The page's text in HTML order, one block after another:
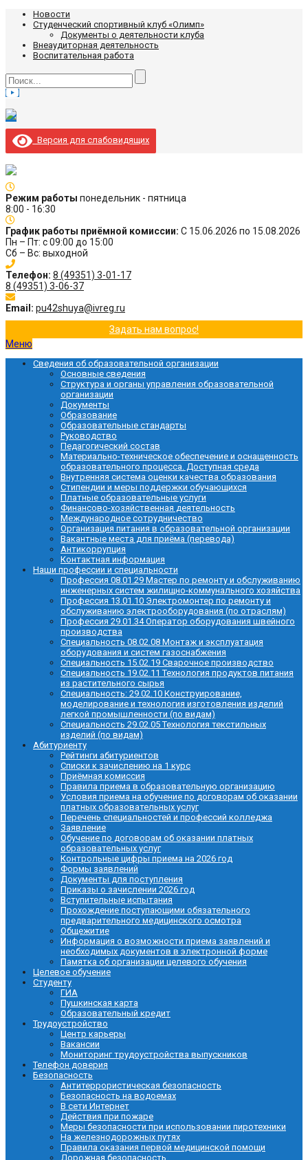
Новости
Студенческий спортивный клуб «Олимп»
Документы о деятельности клуба
Внеаудиторная деятельность
Воспитательная работа
Версия для слабовидящих
Режим работы понедельник - пятница
8:00 - 16:30
График работы приёмной комиссии: С 15.06.2026 по 15.08.2026
Пн – Пт: с 09:00 до 15:00
Сб – Вс: выходной
Телефон: 8 (49351) 3-01-17
8 (49351) 3-06-37
Email: pu42shuya@ivreg.ru
Задать нам вопрос!
Меню
Сведения об образовательной организации
Основные сведения
Структура и органы управления образовательной
организации
Документы
Образование
Образовательные стандарты
Руководство
Педагогический состав
Материально-техническое обеспечение и оснащенность
образовательного процесса. Доступная среда
Внутренняя система оценки качества образования
Стипендии и меры поддержки обучающихся
Платные образовательные услуги
Финансово-хозяйственная деятельность
Международное сотрудничество
Организация питания в образовательной организации
Вакантные места для приёма (перевода)
Антикоррупция
Контактная информация
Наши профессии и специальности
Профессия 08.01.29 Мастер по ремонту и обслуживанию
инженерных систем жилищно-коммунального хозяйства
Профессия 13.01.10 Электромонтер по ремонту и
обслуживанию электрооборудования (по отраслям)
Профессия 29.01.34 Оператор оборудования швейного
производства
Специальность 08.02.08 Монтаж и эксплуатация
оборудования и систем газоснабжения
Специальность 15.02.19 Сварочное производство
Специальность 19.02.11 Технология продуктов питания
из растительного сырья
Специальность: 29.02.10 Конструирование,
моделирование и технология изготовления изделий
легкой промышленности (по видам)
Специальность 29.02.05 Технология текстильных
изделий (по видам)
Абитуриенту
Рейтинги абитуриентов
Списки к зачислению на 1 курс
Приёмная комиссия
Правила приема в образовательную организацию
Условия приема на обучение по договорам об оказании
платных образовательных услуг
Перечень специальностей и профессий колледжа
Заявление
Обучение по договорам об оказании платных
образовательных услуг
Контрольные цифры приема на 2026 год
Формы заявлений
Документы для поступления
Приказы о зачислении 2026 год
Вступительные испытания
Прохождение поступающими обязательного
предварительного медицинского осмотра
Общежитие
Информация о возможности приема заявлений и
необходимых документов в электронной форме
Памятка об организации целевого обучения
Целевое обучение
Студенту
ГИА
Пушкинская карта
Образовательный кредит
Трудоустройство
Центр карьеры
Вакансии
Мониторинг трудоустройства выпускников
Телефон доверия
Безопасность
Антитеррористическая безопасность
Безопасность на водоемах
В сети Интернет
Действия при пожаре
Меры безопасности при использовании пиротехники
На железнодорожных путях
Правила оказания первой медицинской помощи
Дорожная безопасность